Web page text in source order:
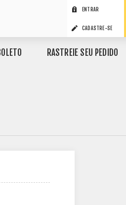
ENTRAR
CADASTRE-SE
RASTREIE SEU PEDIDO